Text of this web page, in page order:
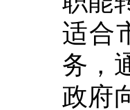
适合
务，
政府